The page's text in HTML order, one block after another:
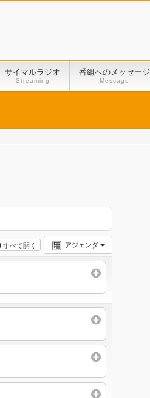
サイマルラジオ
Streaming
番組へのメッセージ
Message
アジェンダ
すべて開く